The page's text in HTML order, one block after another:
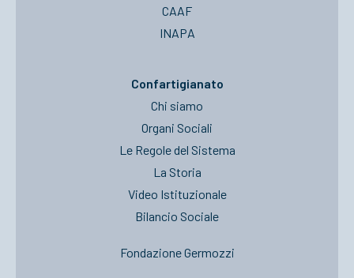
CAAF
INAPA
Confartigianato
Chi siamo
Organi Sociali
Le Regole del Sistema
La Storia
Video Istituzionale
Bilancio Sociale
Fondazione Germozzi